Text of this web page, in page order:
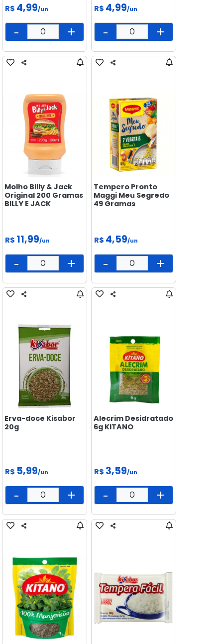
R$ 4,99/un
- +
R$ 4,99/un
- +
Molho Billy & Jack
Original 200 Gramas
BILLY E JACK
R$ 11,99/un
- +
Tempero Pronto
Maggi Meu Segredo
49 Gramas
R$ 4,59/un
- +
Erva-doce Kisabor
20g
R$ 5,99/un
- +
Alecrim Desidratado
6g KITANO
R$ 3,59/un
- +